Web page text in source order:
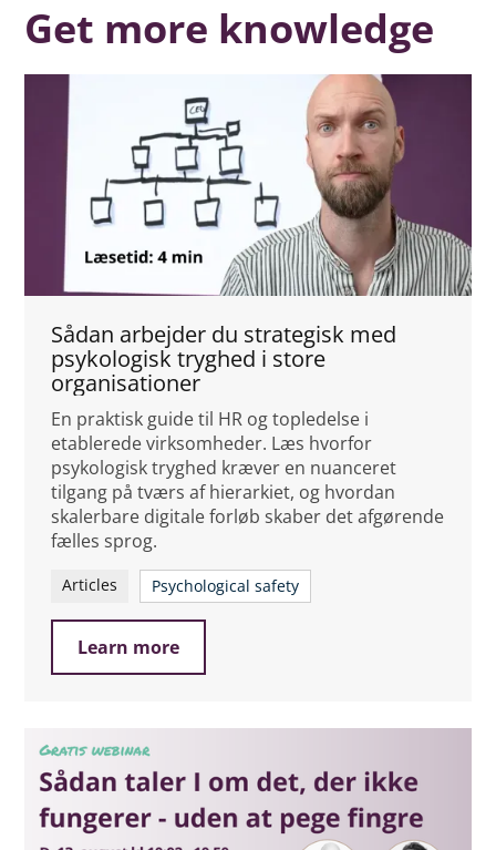
Get more knowledge
Sådan arbejder du strategisk med
psykologisk tryghed i store
organisationer
En praktisk guide til HR og topledelse i
etablerede virksomheder. Læs hvorfor
psykologisk tryghed kræver en nuanceret
tilgang på tværs af hierarkiet, og hvordan
skalerbare digitale forløb skaber det afgørende
fælles sprog.
Articles Psychological safety
Learn more